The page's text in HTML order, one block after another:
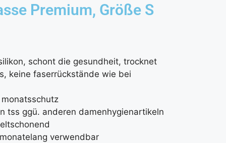
Premium, Größe S
schont die gesundheit, trocknet
keine faserrückstände wie bei
tss ggü. anderen damenhygienartikeln
verwendbar